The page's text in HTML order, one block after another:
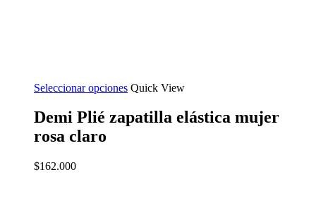
Seleccionar opciones Quick View
Demi Plié zapatilla elástica mujer
rosa claro
$162.000